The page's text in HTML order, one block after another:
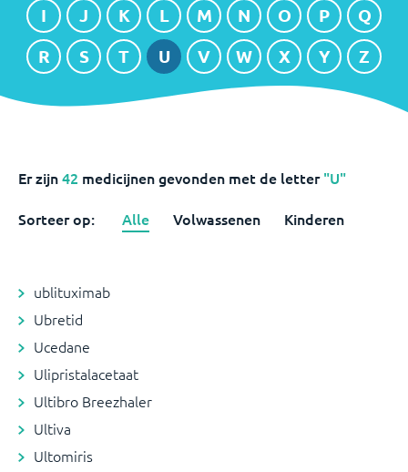
I
J K L M N O P
Q
R
S T U V W X Y Z
Er zijn42 medicijnengevonden met de letter"U"
Sorteer op: Alle Volwassenen Kinderen
ublituximab
Ubretid
Ucedane
Ulipristalacetaat
Ultibro Breezhaler
Ultiva
Ultomiris